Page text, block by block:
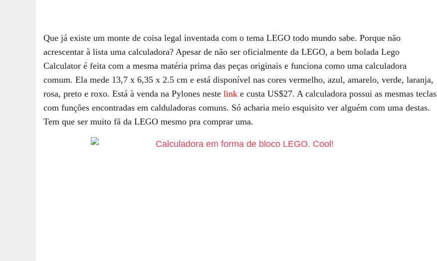
Que já existe um monte de coisa legal inventada com o tema LEGO todo mundo sabe. Porque não
acrescentar à lista uma calculadora? Apesar de não ser oficialmente da LEGO, a bem bolada Lego
Calculator é feita com a mesma matéria prima das peças originais e funciona como uma calculadora
comum. Ela mede 13,7 x 6,35 x 2.5 cm e está disponível nas cores vermelho, azul, amarelo, verde, laranja,
rosa, preto e roxo. Está à venda na Pylones neste link e custa US$27. A calculadora possui as mesmas teclas
com funções encontradas em calduladoras comuns. Só acharia meio esquisito ver alguém com uma destas.
Tem que ser muito fã da LEGO mesmo pra comprar uma.